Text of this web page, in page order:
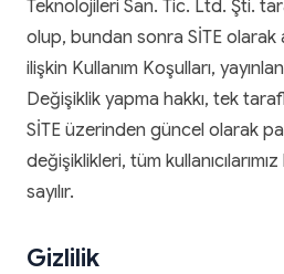
Teknolojileri San. Tic. Ltd. Şti.
olup, bundan sonra SİTE olarak
ilişkin Kullanım Koşulları,
Değişiklik yapma hakkı, tek
SİTE üzerinden güncel olarak
değişiklikleri, tüm
sayılır.
Gizlilik